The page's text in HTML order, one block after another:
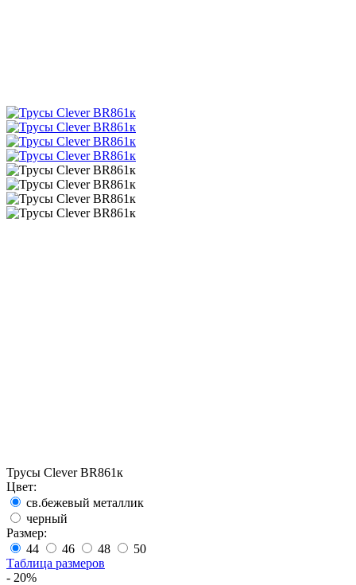
Трусы Clever BR861к
Цвет:
св.бежевый металлик
черный
Размер:
44
46 48
50
Таблица размеров
- 20%